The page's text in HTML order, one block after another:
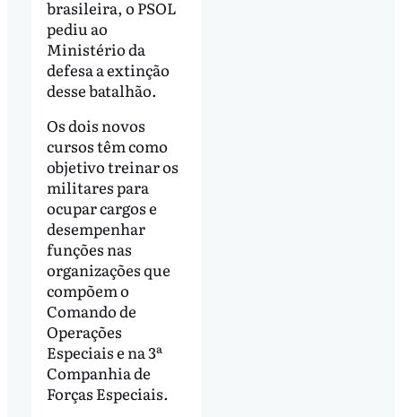
brasileira, o PSOL
pediu ao
Ministério da
defesa a extinção
desse batalhão.
Os dois novos
cursos têm como
objetivo treinar os
militares para
ocupar cargos e
desempenhar
funções nas
organizações que
compõem o
Comando de
Operações
Especiais e na 3ª
Companhia de
Forças Especiais.